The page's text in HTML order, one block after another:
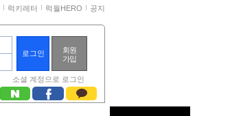
럭키레터 럭월HERO 공지
회원
가입
소셜 계정으로 로그인